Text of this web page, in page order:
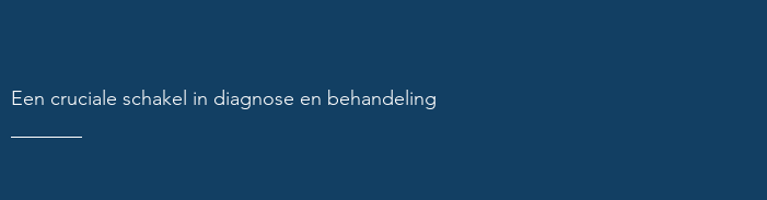
Een cruciale schakel in diagnose en behandeling